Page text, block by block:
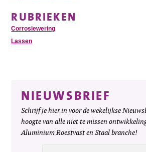
RUBRIEKEN
Corrosiewering
Lassen
NIEUWSBRIEF
Schrijf je hier in voor de wekelijkse
hoogte van alle niet te missen
Aluminium Roestvast en Staal branche!